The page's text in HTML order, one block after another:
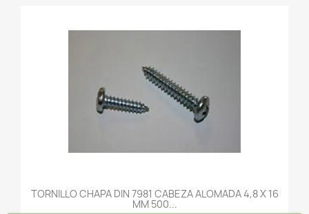
TORNILLO CHAPA DIN 7981 CABEZA ALOMADA 4,8 X 16
MM 500...